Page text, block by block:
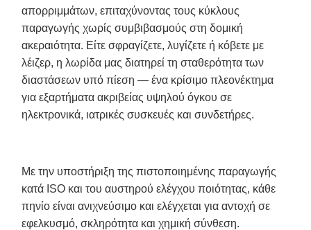
απορριμμάτων, επιταχύνοντας τους κύκλους
παραγωγής χωρίς συμβιβασμούς στη δομική
ακεραιότητα. Είτε σφραγίζετε, λυγίζετε ή κόβετε με
λέιζερ, η λωρίδα μας διατηρεί τη σταθερότητα των
διαστάσεων υπό πίεση — ένα κρίσιμο πλεονέκτημα
για εξαρτήματα ακριβείας υψηλού όγκου σε
ηλεκτρονικά, ιατρικές συσκευές και συνδετήρες.
Με την υποστήριξη της πιστοποιημένης παραγωγής
κατά ISO και του αυστηρού ελέγχου ποιότητας, κάθε
πηνίο είναι ανιχνεύσιμο και ελέγχεται για αντοχή σε
εφελκυσμό, σκληρότητα και χημική σύνθεση.